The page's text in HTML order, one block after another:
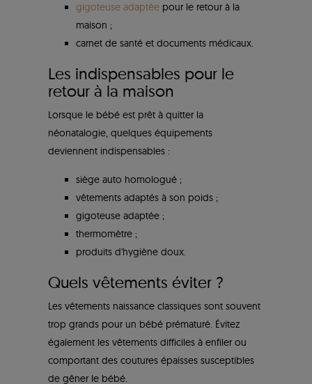
gigoteuse adaptée pour le retour à la
maison ;
carnet de santé et documents médicaux.
Les indispensables pour le
retour à la maison
Lorsque le bébé est prêt à quitter la
néonatalogie, quelques équipements
deviennent indispensables :
siège auto homologué ;
vêtements adaptés à son poids ;
gigoteuse adaptée ;
thermomètre ;
produits d'hygiène doux.
Quels vêtements éviter ?
Les vêtements naissance classiques sont souvent
trop grands pour un bébé prématuré. Évitez
également les vêtements difficiles à enfiler ou
comportant des coutures épaisses susceptibles
de gêner le bébé.